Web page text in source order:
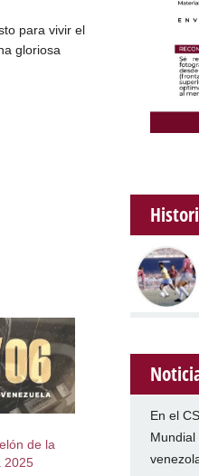
para vivir el
gloriosa
de la
2025
En el